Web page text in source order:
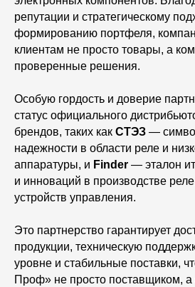
репутации и стратегическому
формированию портфеля,
клиентам не просто товары, а
проверенные решения.
Особую гордость и доверие
статус официального
брендов, таких как СТЭЗ —
надежности в области реле и
аппаратуры, и Finder — эталон
и инноваций в производстве
устройств управления.
Это партнерство гарантирует
продукции, техническую
уровне и стабильные поставки,
Проф» не просто поставщиком, а